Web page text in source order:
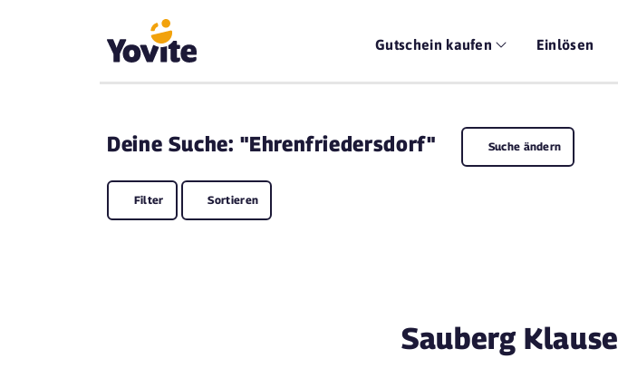
Gutschein kaufen Einlösen
Deine Suche: "Ehrenfriedersdorf" Suche ändern
Filter Sortieren
Sauberg Klause